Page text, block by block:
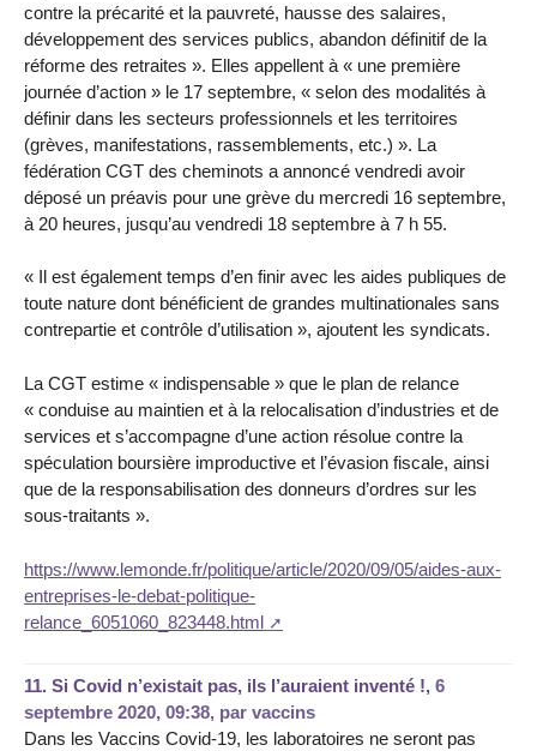
contre la précarité et la pauvreté, hausse des salaires,
développement des services publics, abandon définitif de la
réforme des retraites ». Elles appellent à « une première
journée d’action » le 17 septembre, « selon des modalités à
définir dans les secteurs professionnels et les territoires
(grèves, manifestations, rassemblements, etc.) ». La
fédération CGT des cheminots a annoncé vendredi avoir
déposé un préavis pour une grève du mercredi 16 septembre,
à 20 heures, jusqu’au vendredi 18 septembre à 7 h 55.
« Il est également temps d’en finir avec les aides publiques de
toute nature dont bénéficient de grandes multinationales sans
contrepartie et contrôle d’utilisation », ajoutent les syndicats.
La CGT estime « indispensable » que le plan de relance
« conduise au maintien et à la relocalisation d’industries et de
services et s’accompagne d’une action résolue contre la
spéculation boursière improductive et l’évasion fiscale, ainsi
que de la responsabilisation des donneurs d’ordres sur les
sous-traitants ».
https://www.lemonde.fr/politique/article/2020/09/05/aides-aux-
entreprises-le-debat-politique-
relance_6051060_823448.html
11. Si Covid n’existait pas, ils l’auraient inventé !, 6
septembre 2020, 09:38, par vaccins
Dans les Vaccins Covid-19, les laboratoires ne seront pas